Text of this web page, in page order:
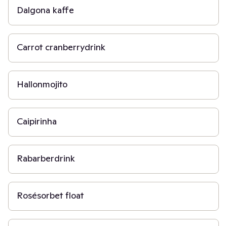
Dalgona kaffe
15 min
Carrot cranberrydrink
10 min
Hallonmojito
5 min
Caipirinha
15 min
Rabarberdrink
5 min
Rosésorbet float
5 min